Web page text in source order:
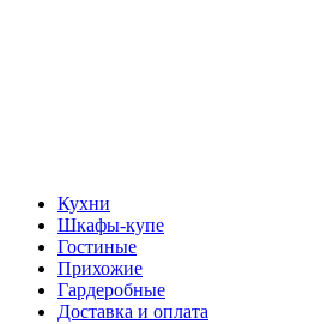
Кухни
Шкафы-купе
Гостиные
Прихожие
Гардеробные
Доставка и оплата